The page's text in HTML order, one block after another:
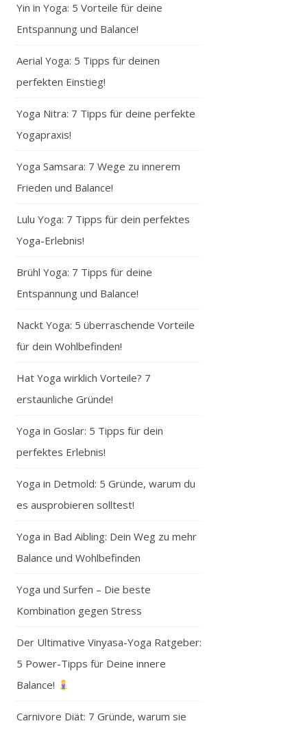
Yin in Yoga: 5 Vorteile für deine
Entspannung und Balance!
Aerial Yoga: 5 Tipps für deinen
perfekten Einstieg!
Yoga Nitra: 7 Tipps für deine perfekte
Yogapraxis!
Yoga Samsara: 7 Wege zu innerem
Frieden und Balance!
Lulu Yoga: 7 Tipps für dein perfektes
Yoga-Erlebnis!
Brühl Yoga: 7 Tipps für deine
Entspannung und Balance!
Nackt Yoga: 5 überraschende Vorteile
für dein Wohlbefinden!
Hat Yoga wirklich Vorteile? 7
erstaunliche Gründe!
Yoga in Goslar: 5 Tipps für dein
perfektes Erlebnis!
Yoga in Detmold: 5 Gründe, warum du
es ausprobieren solltest!
Yoga in Bad Aibling: Dein Weg zu mehr
Balance und Wohlbefinden
Yoga und Surfen – Die beste
Kombination gegen Stress
Der Ultimative Vinyasa-Yoga Ratgeber:
5 Power-Tipps für Deine innere
Balance!
Carnivore Diät: 7 Gründe, warum sie